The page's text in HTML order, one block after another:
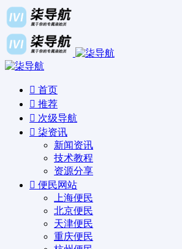
首页
推荐
次级导航
柒资讯
新闻资讯
技术教程
资源分享
便民网站
上海便民
北京便民
天津便民
重庆便民